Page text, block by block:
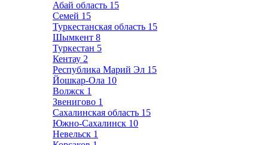
Абай область 15
Семей 15
Туркестанская область 15
Шымкент 8
Туркестан 5
Кентау 2
Республика Марий Эл 15
Йошкар-Ола 10
Волжск 1
Звенигово 1
Сахалинская область 15
Южно-Сахалинск 10
Невельск 1